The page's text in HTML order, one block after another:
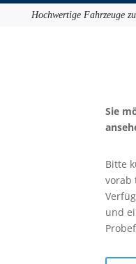
Hochwertige Fahrzeuge
Sie
Bitte
vorab
und